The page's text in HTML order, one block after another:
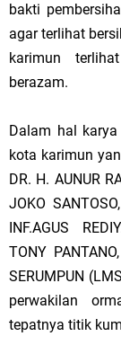
bakti
agar terlihat
karimun
berazam.
Dalam hal
kota karimun
DR. H. AUNUR
JOKO
INF.AGUS
TONY
SERUMPUN
perwakilan
tepatnya titik